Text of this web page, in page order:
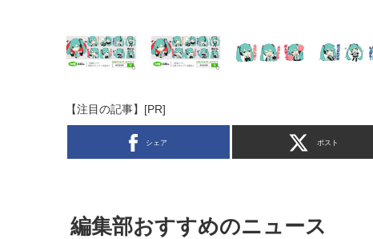
【注目の記事】[PR]
シェア ポスト
編集部おすすめのニュース